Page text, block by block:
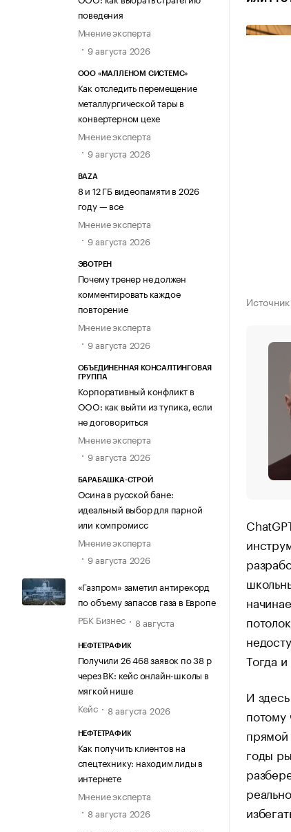
поведения
Мнение эксперта
9 августа 2026
ООО «МАЛЛЕНОМ СИСТЕМС»
Как отследить перемещение
металлургической тары в
конвертерном цехе
Мнение эксперта
9 августа 2026
BAZA
8 и 12 ГБ видеопамяти в 2026
году — все
Мнение эксперта
9 августа 2026
ЭВОТРЕН
Почему тренер не должен
комментировать каждое
повторение
Мнение эксперта
9 августа 2026
ОБЪЕДИНЕННАЯ КОНСАЛТИНГОВАЯ
ГРУППА
Корпоративный конфликт в
ООО: как выйти из тупика, если
не договориться
Мнение эксперта
9 августа 2026
БАРАБАШКА-СТРОЙ
Осина в русской бане:
идеальный выбор для парной
или компромисс
Мнение эксперта
9 августа 2026
«Газпром» заметил антирекорд
по объему запасов газа в Европе
РБК Бизнес
8 августа
НЕФТЕТРАФИК
Получили 26 468 заявок по 38 р
через ВК: кейс онлайн-школы в
мягкой нише
Кейс
8 августа 2026
НЕФТЕТРАФИК
Как получить клиентов на
спецтехнику: находим лиды в
интернете
Мнение эксперта
8 августа 2026
Тогда
И
потому
прямой
годы